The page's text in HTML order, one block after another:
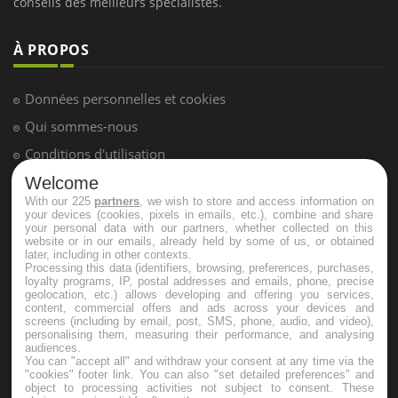
LES MALADIES
pression artérielle chute au lever
Maladie de Charcot (Sclérose latérale
amyotrophique)
Welcome
With our 225 partners , we wish to store and access information on
your devices (cookies, pixels in emails, etc.), combine and share
your personal data with our partners, whether collected on this
website or in our emails, already held by some of us, or obtained
later, including in other contexts.
Processing this data (identifiers, browsing, preferences, purchases,
loyalty programs, IP, postal addresses and emails, phone, precise
geolocation, etc.) allows developing and offering you services,
content, commercial offers and ads across your devices and
screens (including by email, post, SMS, phone, audio, and video),
personalising them, measuring their performance, and analysing
audiences.
You can "accept all" and withdraw your consent at any time via the
"cookies" footer link . You can also "set detailed preferences" and
object to processing activities not subject to consent. These